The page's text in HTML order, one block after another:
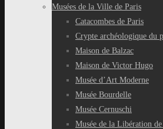
Musées de la Ville de Paris
Catacombes de Paris
Crypte archéologique du
Maison de Balzac
Maison de Victor Hugo
Musée d’Art Moderne
Musée Bourdelle
Musée Cernuschi
Musée de la Libération